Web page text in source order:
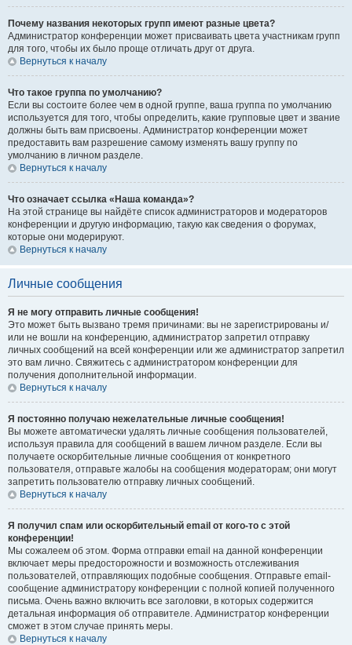
Почему названия некоторых групп имеют разные цвета?
Администратор конференции может присваивать цвета участникам групп
для того, чтобы их было проще отличать друг от друга.
Вернуться к началу
Что такое группа по умолчанию?
Если вы состоите более чем в одной группе, ваша группа по умолчанию
используется для того, чтобы определить, какие групповые цвет и звание
должны быть вам присвоены. Администратор конференции может
предоставить вам разрешение самому изменять вашу группу по
умолчанию в личном разделе.
Вернуться к началу
Что означает ссылка «Наша команда»?
На этой странице вы найдёте список администраторов и модераторов
конференции и другую информацию, такую как сведения о форумах,
которые они модерируют.
Вернуться к началу
Личные сообщения
Я не могу отправить личные сообщения!
Это может быть вызвано тремя причинами: вы не зарегистрированы и/
или не вошли на конференцию, администратор запретил отправку
личных сообщений на всей конференции или же администратор запретил
это вам лично. Свяжитесь с администратором конференции для
получения дополнительной информации.
Вернуться к началу
Я постоянно получаю нежелательные личные сообщения!
Вы можете автоматически удалять личные сообщения пользователей,
используя правила для сообщений в вашем личном разделе. Если вы
получаете оскорбительные личные сообщения от конкретного
пользователя, отправьте жалобы на сообщения модераторам; они могут
запретить пользователю отправку личных сообщений.
Вернуться к началу
Я получил спам или оскорбительный email от кого-то с этой
конференции!
Мы сожалеем об этом. Форма отправки email на данной конференции
включает меры предосторожности и возможность отслеживания
пользователей, отправляющих подобные сообщения. Отправьте email-
сообщение администратору конференции с полной копией полученного
письма. Очень важно включить все заголовки, в которых содержится
детальная информация об отправителе. Администратор конференции
сможет в этом случае принять меры.
Вернуться к началу